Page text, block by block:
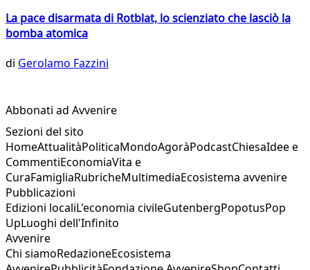
La pace disarmata di Rotblat, lo scienziato che lasciò la
bomba atomica
di Gerolamo Fazzini
Abbonati ad Avvenire
Sezioni del sito
HomeAttualitàPoliticaMondoAgoràPodcastChiesaIdee e
CommentiEconomiaVita e
CuraFamigliaRubricheMultimediaEcosistema avvenire
Pubblicazioni
Edizioni localiL'economia civileGutenbergPopotusPop
UpLuoghi dell'Infinito
Avvenire
Chi siamoRedazioneEcosistema